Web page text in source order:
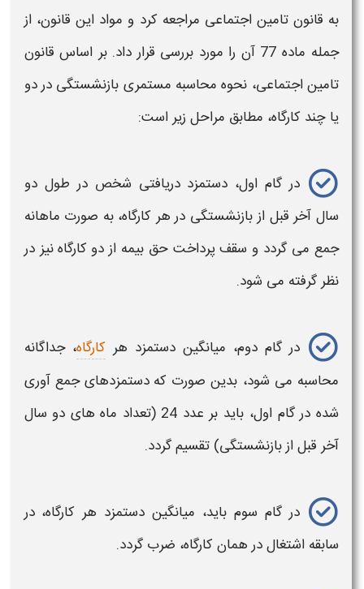
به قانون تامین اجتماعی مراجعه کرد و مواد این قانون، از
جمله ماده 77 آن را مورد بررسی قرار داد. بر اساس قانون
تامین اجتماعی، نحوه محاسبه مستمری بازنشستگی در دو
یا چند کارگاه، مطابق مراحل زیر است:
در گام اول، دستمزد دریافتی شخص در طول دو
سال آخر قبل ازبازنشستگی در هر کارگاه، به صورت ماهانه
جمع می‌ گردد و سقف پرداخت حق بیمه ازدو کارگاهنیز در
نظر گرفته می‌ شود.
در گام دوم، میانگین دستمزد هر کارگاه، جداگانه
محاسبه می شود، بدین صورت که دستمزدهای جمع‌ آوری
شده در گام اول، باید بر عدد 24 (تعداد ماه‌ های
دو سال
آخر قبل ازبازنشستگی) تقسیم گردد.
در گام سوم باید، میانگین دستمزد هر کارگاه، در
سابقه اشتغال در همان کارگاه، ضرب گردد.